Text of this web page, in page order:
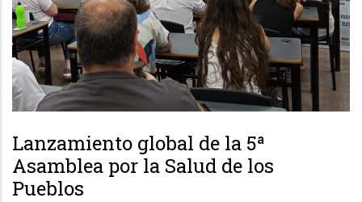
Lanzamiento global de la 5ª
Asamblea por la Salud de los
Pueblos